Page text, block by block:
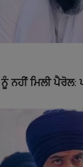
ਨਹੀਂ ਮਿਲੀ ਪੈਰੋਲ: